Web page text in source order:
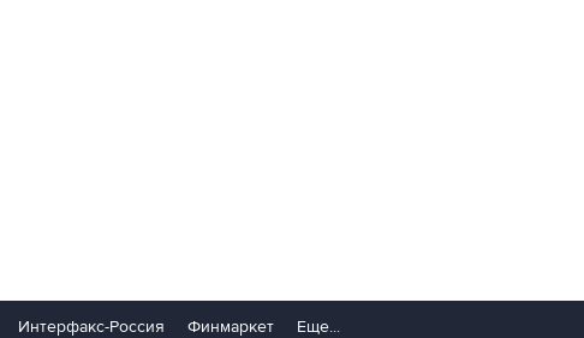
Интерфакс-Россия Финмаркет Еще...